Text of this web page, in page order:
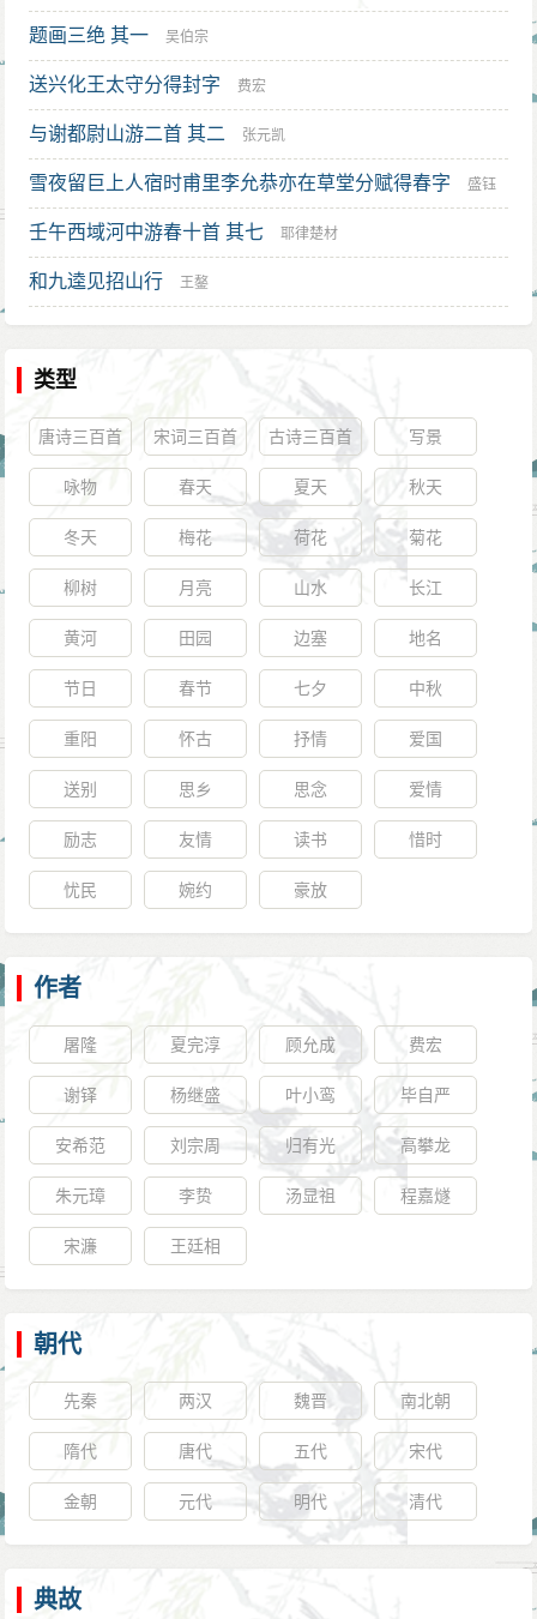
题画三绝 其一 吴伯宗
送兴化王太守分得封字 费宏
与谢都尉山游二首 其二 张元凯
雪夜留巨上人宿时甫里李允恭亦在草堂分赋得春字 盛钰
壬午西域河中游春十首 其七 耶律楚材
和九逵见招山行 王鏊
类型
唐诗三百首 宋词三百首 古诗三百首 写景
咏物 春天 夏天 秋天
冬天 梅花 荷花 菊花
柳树 月亮 山水 长江
黄河 田园 边塞 地名
节日 春节 七夕 中秋
重阳 怀古 抒情 爱国
送别 思乡 思念 爱情
励志 友情 读书 惜时
忧民 婉约 豪放
作者
屠隆 夏完淳 顾允成 费宏
谢铎 杨继盛 叶小鸾 毕自严
安希范 刘宗周 归有光 高攀龙
朱元璋 李贽 汤显祖 程嘉燧
宋濂 王廷相
朝代
先秦 两汉 魏晋 南北朝
隋代 唐代 五代 宋代
金朝 元代 明代 清代
典故